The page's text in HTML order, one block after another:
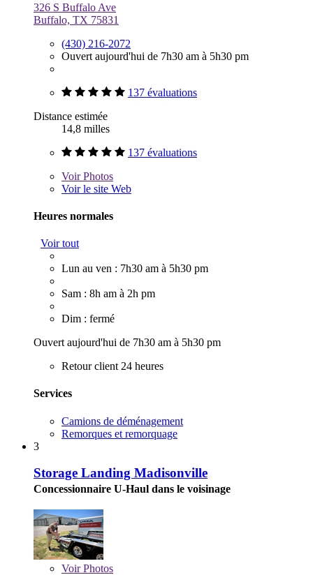
326 S Buffalo Ave
Buffalo, TX 75831
(430) 216-2072
Ouvert aujourd'hui de 7h30 am à 5h30 pm
137 évaluations
Distance estimée
14,8 milles
137 évaluations
VoirPhotos
Voir le site Web
Heures normales
Voir tout
Lun au ven : 7h30 am à 5h30 pm
Sam : 8h am à 2h pm
Dim : fermé
Ouvert aujourd'hui de 7h30 am à 5h30 pm
Retour client 24 heures
Services
Camions de déménagement
Remorques et remorquage
3
Storage Landing Madisonville
Concessionnaire U-Haul dans le voisinage
VoirPhotos